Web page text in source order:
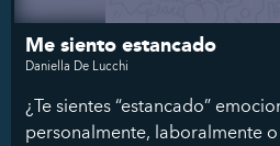
Me siento estancado
Daniella De Lucchi
¿Te sientes “estancado”
personalmente, laboralmente